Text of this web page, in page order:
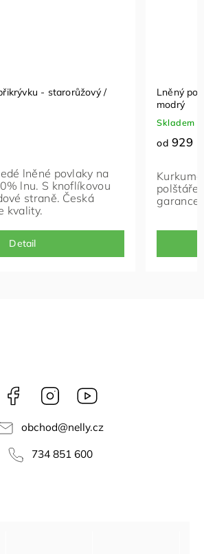
- starorůžový /
Detail
lněné povlaky na
lnu. S knoflíkovou
straně. Česká
kvality.
Lněný
modrý
Skladem
od 929
polštáře
garance
Facebook Instagram
obchod@nelly.cz
734 851 600